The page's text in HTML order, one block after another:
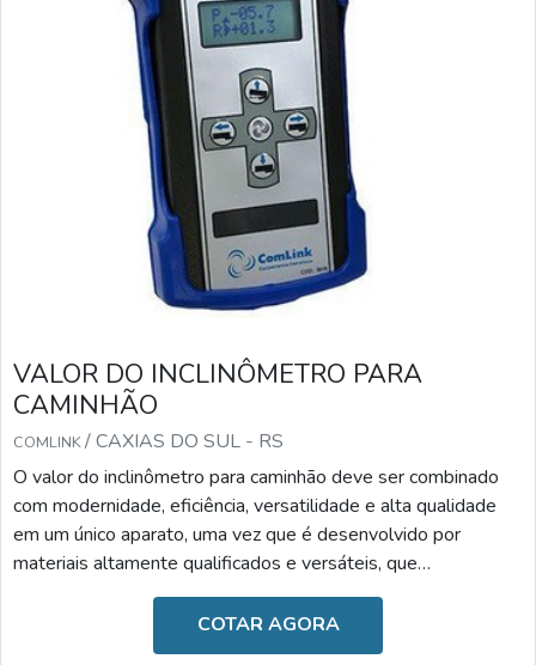
VALOR DO INCLINÔMETRO PARA
CAMINHÃO
COMLINK/ CAXIAS DO SUL - RS
O valor do inclinômetro para caminhão deve ser combinado
com modernidade, eficiência, versatilidade e alta qualidade
em um único aparato, uma vez que é desenvolvido por
materiais altamente qualificados e versáteis, que
desempenham a sua função com a maestria. Diante desses
benefícios, o valor torna-se o fator menos relevante.A
IMPORTÂNCIA DO DISPOSITIVO NO DIA A DIAAs
COTAR AGORA